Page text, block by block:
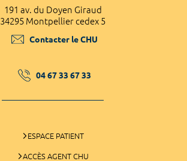
191 av. du Doyen Giraud
34295 Montpellier cedex 5
Contacter le CHU
04 67 33 67 33
ESPACE PATIENT
ACCÈS AGENT CHU